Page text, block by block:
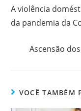
A violência
da pandemia da
Ascensão
VOCÊ TAMBÉM